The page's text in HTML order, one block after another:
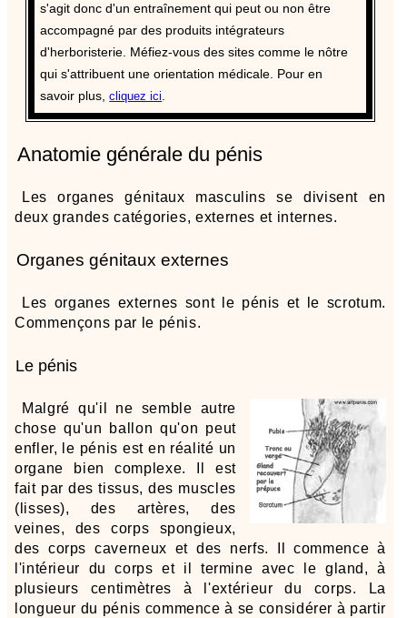
s'agit donc d'un entraînement qui peut ou non être
accompagné par des produits intégrateurs
d'herboristerie. Méfiez-vous des sites comme le nôtre
qui s'attribuent une orientation médicale. Pour en
savoir plus,cliquez ici.
Anatomie générale du pénis
Les organes génitaux masculins se divisent en
deux grandes catégories, externes et internes.
Organes génitaux externes
Les organes externes sont le pénis et le scrotum.
Commençons par le pénis.
Le pénis
Malgré qu'il ne semble autre
chose qu'un ballon qu'on peut
enfler, le pénis est en réalité un
organe bien complexe. Il est
fait par des tissus, des muscles
(lisses), des artères, des
veines, des corps spongieux,
des corps caverneux et des nerfs. Il commence à
l'intérieur du corps et il termine avec le gland, à
plusieurs centimètres à l'extérieur du corps. La
longueur du pénis commence à se considérer à partir